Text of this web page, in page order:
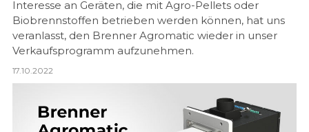
Interesse an Geräten, die mit Agro-Pellets oder
Biobrennstoffen betrieben werden können, hat uns
veranlasst, den Brenner Agromatic wieder in unser
Verkaufsprogramm aufzunehmen.
17.10.2022